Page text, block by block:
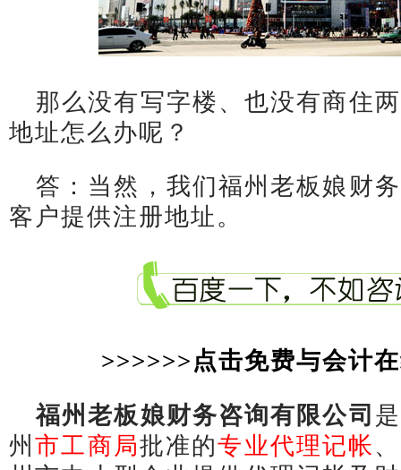
那么没有写字楼、也没有商住
地址怎么办呢？
答：当然，我们福州老板娘财
客户提供注册地址。
>>>>>>点击免费与会计
福州老板娘财务咨询有限公司
州市工商局批准的专业代理记帐 、